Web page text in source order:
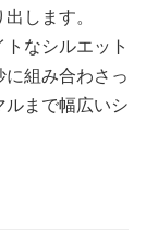
します。
なシルエット
組み合わさっ
まで幅広いシ